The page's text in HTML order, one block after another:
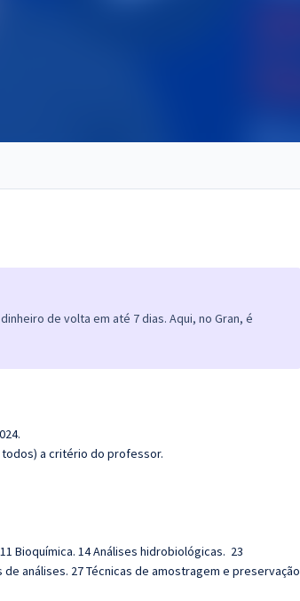
de volta em até 7 dias. Aqui, no Gran, é
a critério do professor.
Bioquímica. 14 Análises hidrobiológicas. 23
análises. 27 Técnicas de amostragem e preservação